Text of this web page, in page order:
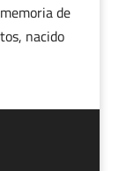
de
nacido